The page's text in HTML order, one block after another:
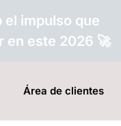
el impulso que
en este 2026 🚀
Área de clientes